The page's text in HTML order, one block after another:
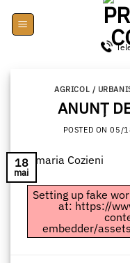
content
AGRICOL /
ANUNȚ
POSTED ON05/
18
mai
Setting up fake
at: https://
embedder/